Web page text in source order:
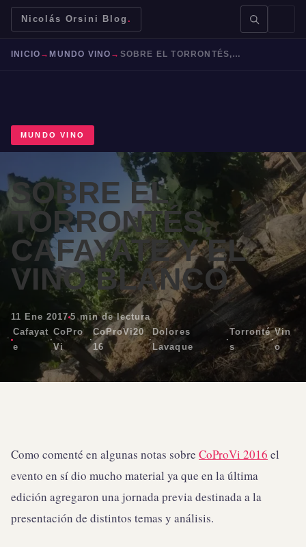
Nicolás Orsini Blog .
Mendoza Malbec Bodegas Jujuy
INICIO → MUNDO VINO → SOBRE EL TORRONTÉS, CAFAYATE Y EL VINO BLANCO
MUNDO VINO
SOBRE EL
TORRONTÉS,
CAFAYATE Y EL
VINO BLANCO
11 Ene 2017 5 min de lectura
Cafayat
e
·
CoPro
Vi
·
CoProVi20
16
·
Dolores
Lavaque
·
Torronté
s
·
Vin
o
Como comenté en algunas notas sobre CoProVi 2016 el
evento en sí dio mucho material ya que en la última
edición agregaron una jornada previa destinada a la
presentación de distintos temas y análisis.